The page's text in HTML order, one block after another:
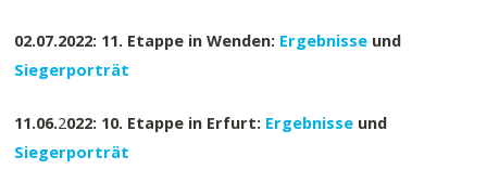
02.07.2022: 11. Etappe in Wenden: Ergebnisse und
Siegerporträt
11.06.2022: 10. Etappe in Erfurt: Ergebnisse und
Siegerporträt